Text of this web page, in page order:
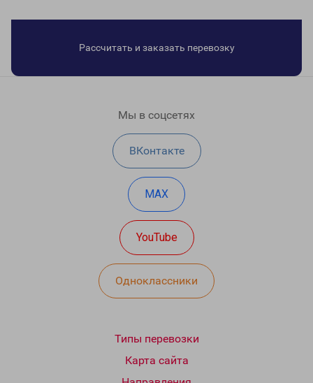
Рассчитать и заказать перевозку
Мы в соцсетях
ВКонтакте
MAX
YouTube
Одноклассники
Типы перевозки
Карта сайта